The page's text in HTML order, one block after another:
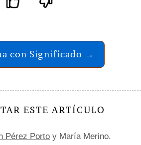
con Significado →
ESTE ARTÍCULO
Pérez Porto y María Merino.